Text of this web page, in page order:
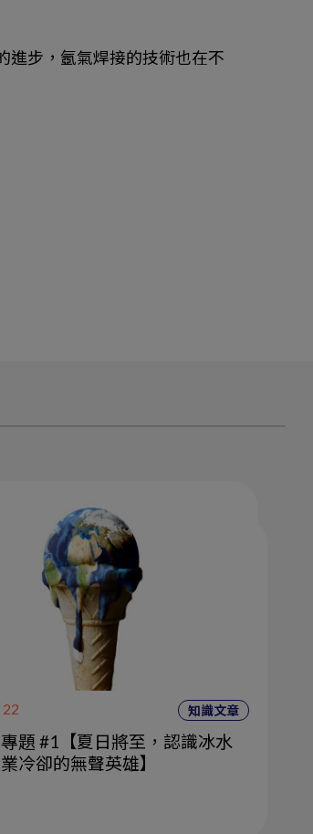
進步，氬氣焊接的技術也在不
知識文章
題 #1【夏日將至，認識冰水
冷卻的無聲英雄】